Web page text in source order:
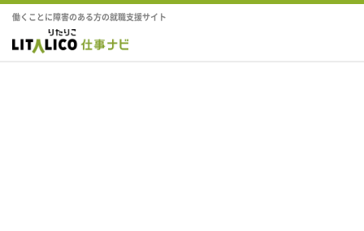
働くことに障害のある方の就職支援サイト